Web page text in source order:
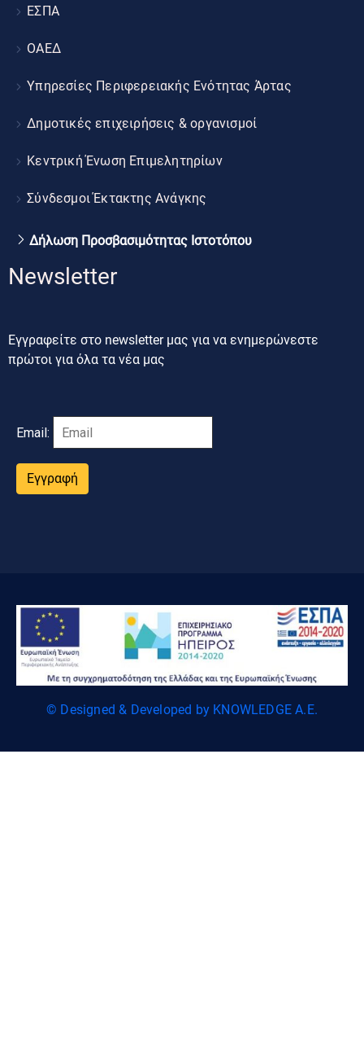
ΕΣΠΑ
ΟΑΕΔ
Υπηρεσίες Περιφερειακής Ενότητας Άρτας
Δημοτικές επιχειρήσεις & οργανισμοί
Κεντρική Ένωση Επιμελητηρίων
Σύνδεσμοι Έκτακτης Ανάγκης
Δήλωση Προσβασιμότητας Ιστοτόπου
Newsletter
Εγγραφείτε στο newsletter μας για να ενημερώνεστε
πρώτοι για όλα τα νέα μας
Email:
Εγγραφή
© Designed & Developed by KNOWLEDGE A.E.